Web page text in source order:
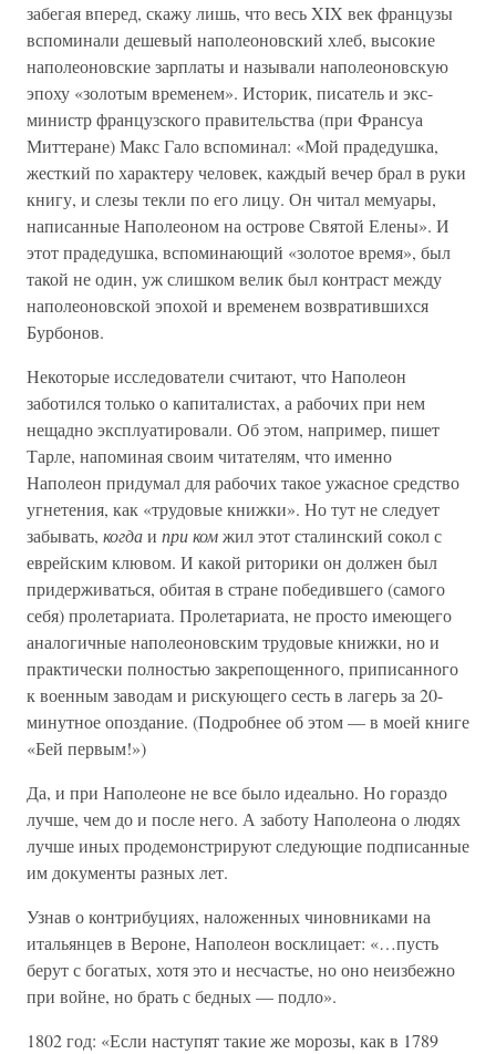
забегая вперед, скажу лишь, что весь XIX век французы
вспоминали дешевый наполеоновский хлеб, высокие
наполеоновские зарплаты и называли наполеоновскую
эпоху «золотым временем». Историк, писатель и экс-
министр французского правительства (при Франсуа
Миттеране) Макс Гало вспоминал: «Мой прадедушка,
жесткий по характеру человек, каждый вечер брал в руки
книгу, и слезы текли по его лицу. Он читал мемуары,
написанные Наполеоном на острове Святой Елены». И
этот прадедушка, вспоминающий «золотое время», был
такой не один, уж слишком велик был контраст между
наполеоновской эпохой и временем возвратившихся
Бурбонов.
Некоторые исследователи считают, что Наполеон
заботился только о капиталистах, а рабочих при нем
нещадно эксплуатировали. Об этом, например, пишет
Тарле, напоминая своим читателям, что именно
Наполеон придумал для рабочих такое ужасное средство
угнетения, как «трудовые книжки». Но тут не следует
забывать, когдаи при комжил этот сталинский сокол с
еврейским клювом. И какой риторики он должен был
придерживаться, обитая в стране победившего (самого
себя) пролетариата. Пролетариата, не просто имеющего
аналогичные наполеоновским трудовые книжки, но и
практически полностью закрепощенного, приписанного
к военным заводам и рискующего сесть в лагерь за 20-
минутное опоздание. (Подробнее об этом — в моей книге
«Бей первым!»)
Да, и при Наполеоне не все было идеально. Но гораздо
лучше, чем до и после него. А заботу Наполеона о людях
лучше иных продемонстрируют следующие подписанные
им документы разных лет.
Узнав о контрибуциях, наложенных чиновниками на
итальянцев в Вероне, Наполеон восклицает: «…пусть
берут с богатых, хотя это и несчастье, но оно неизбежно
при войне, но брать с бедных — подло».
1802 год: «Если наступят такие же морозы, как в 1789